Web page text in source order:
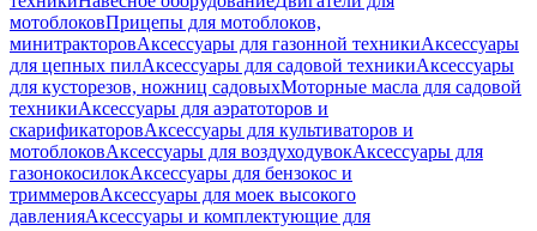
мотоблоковПрицепы для мотоблоков,
минитракторовАксессуары для газонной техникиАксессуары
для цепных пилАксессуары для садовой техникиАксессуары
для кусторезов, ножниц садовыхМоторные масла для садовой
техникиАксессуары для аэратоторов и
скарификаторовАксессуары для культиваторов и
мотоблоковАксессуары для воздуходувокАксессуары для
газонокосилокАксессуары для бензокос и
триммеровАксессуары для моек высокого
давленияАксессуары и комплектующие для